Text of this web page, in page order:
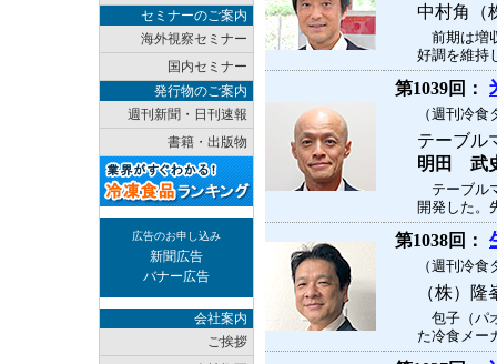
セミナーのご案内
海外視察セミナー
国内セミナー
発行物のご案内
週刊新聞・日刊速報
書籍・出版物
広告のお申し込み
新聞広告
バナー広告
会社案内
ご挨拶
中村角
前期は増
好調を維持
第1039回：
（週刊冷
テーブ
明田 武
テーブル
開発した。
第1038回：
（週刊冷
（株）
包子（パ
た冷食メー